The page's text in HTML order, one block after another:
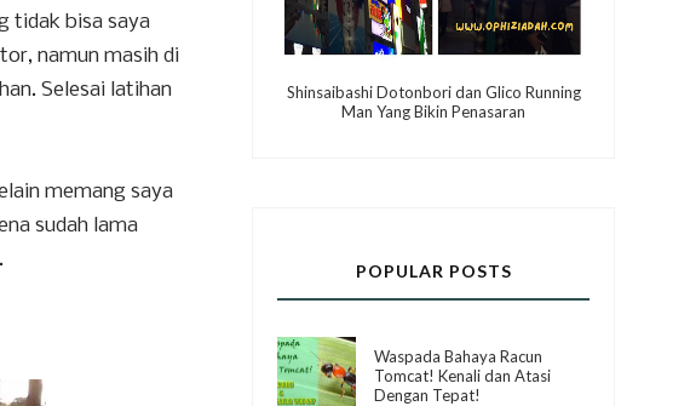
tidak bisa saya
namun masih di
Selesai latihan
memang saya
sudah lama
Shinsaibashi Dotonbori dan Glico Running
Man Yang Bikin Penasaran
POPULAR POSTS
Waspada Bahaya Racun
Tomcat! Kenali dan Atasi
Dengan Tepat!